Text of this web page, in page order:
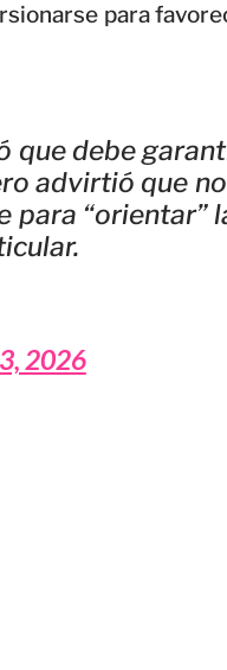
para
que debe
advirtió que
para “orientar”
2026